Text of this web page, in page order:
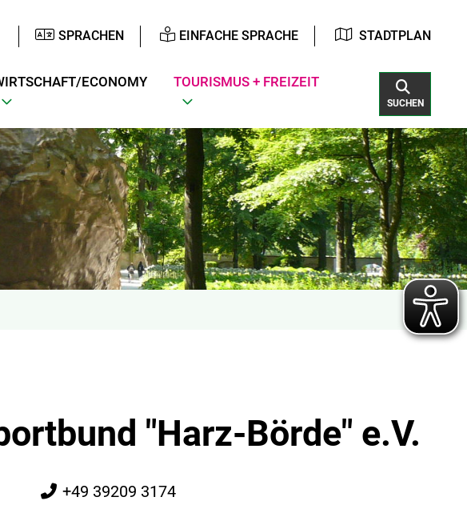
SPRACHEN EINFACHE SPRACHE STADTPLAN
ECONOMY TOURISMUS + FREIZEIT
SUCHEN
"Harz-Börde" e.V.
+49 39209 3174